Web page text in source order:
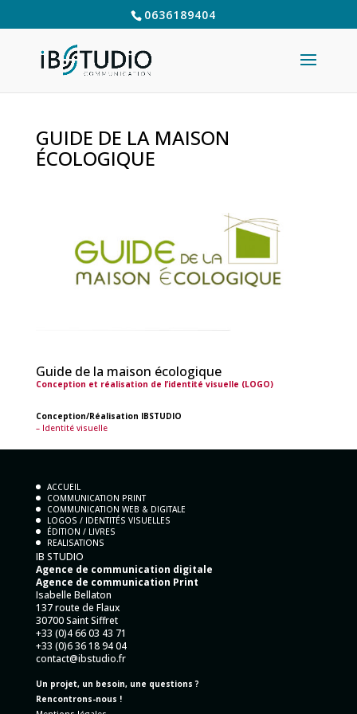
0636189404
GUIDE DE LA MAISON
ÉCOLOGIQUE
Guide de la maison écologique
Conception et réalisation de l’identité visuelle (LOGO)
Conception/Réalisation IBSTUDIO
– Identité visuelle
ACCUEIL
COMMUNICATION PRINT
COMMUNICATION WEB & DIGITALE
LOGOS / IDENTITÉS VISUELLES
ÉDITION / LIVRES
REALISATIONS
IB STUDIO
Agence de communication digitale
Agence de communication Print
Isabelle Bellaton
137 route de Flaux
30700 Saint Siffret
+33 (0)4 66 03 43 71
+33 (0)6 36 18 94 04
contact@ibstudio.fr
Un projet, un besoin, une questions ?
Rencontrons-nous !